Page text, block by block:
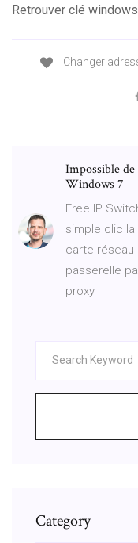
Retrouver clé
Changer
Impossible
Windows 7
Free IP
simple clic
carte réseau
passerelle
proxy
Category